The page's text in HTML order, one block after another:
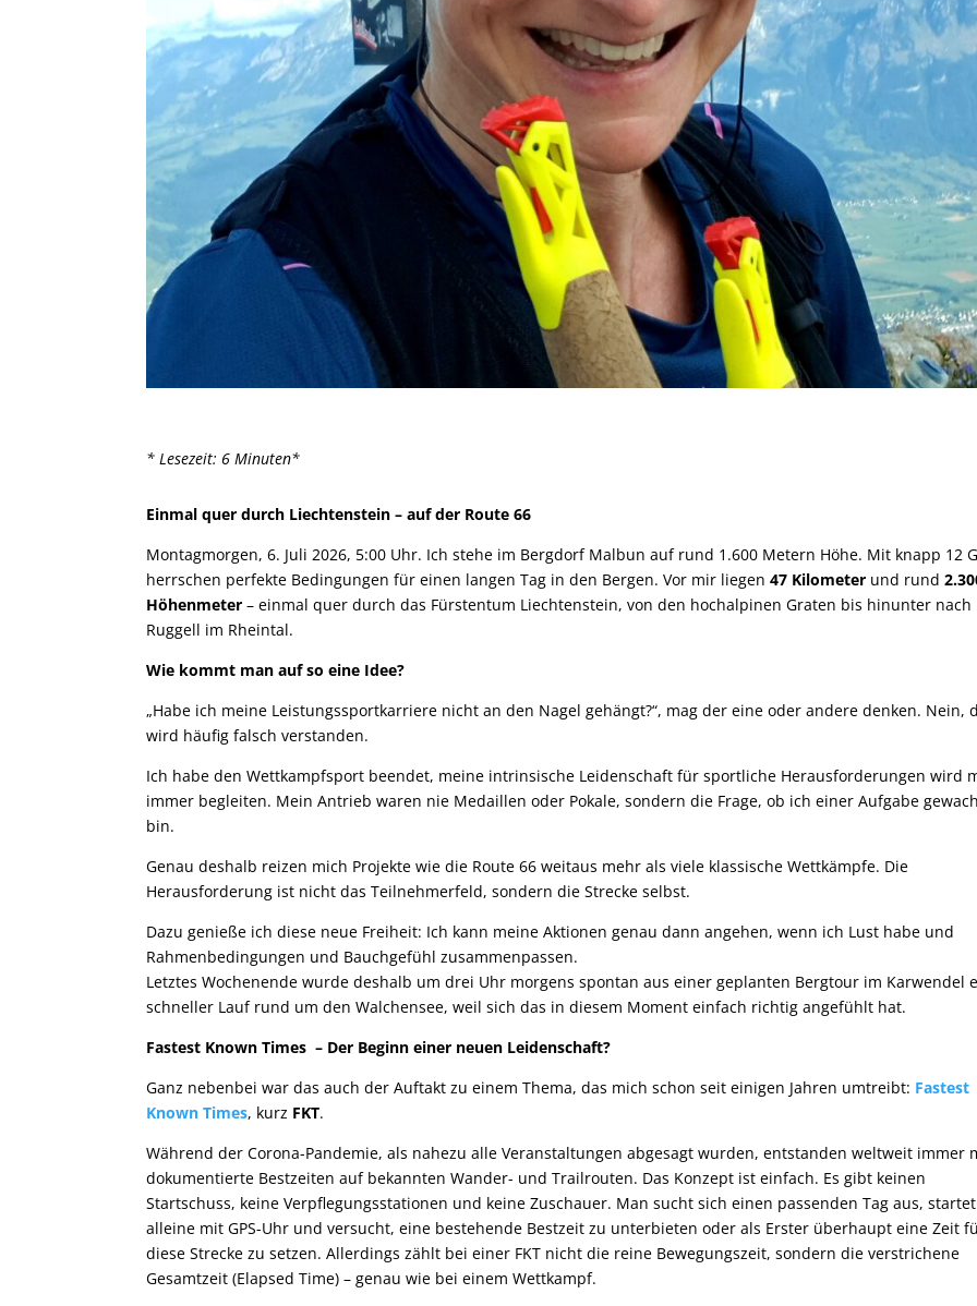
* Lesezeit: 6 Minuten*
Einmal quer durch Liechtenstein – auf der Route 66
Montagmorgen, 6. Juli 2026, 5:00 Uhr. Ich stehe im Bergdorf Malbun auf rund 1.600 Metern Höhe. Mit knapp 12
herrschen perfekte Bedingungen für einen langen Tag in den Bergen. Vor mir liegen47 Kilometer und rund
Höhenmeter – einmal quer durch das Fürstentum Liechtenstein, von den hochalpinen Graten bis hinunter nach
Ruggell im Rheintal.
Wie kommt man auf so eine Idee?
„Habe ich meine Leistungssportkarriere nicht an den Nagel gehängt?“, mag der eine oder andere denken. Nein,
wird häufig falsch verstanden.
Ich habe den Wettkampfsport beendet, meine intrinsische Leidenschaft für sportliche Herausforderungen wird
immer begleiten. Mein Antrieb waren nie Medaillen oder Pokale, sondern die Frage, ob ich einer Aufgabe
bin.
Genau deshalb reizen mich Projekte wie die Route 66 weitaus mehr als viele klassische Wettkämpfe. Die
Herausforderung ist nicht das Teilnehmerfeld, sondern die Strecke selbst.
Dazu genieße ich diese neue Freiheit: Ich kann meine Aktionen genau dann angehen, wenn ich Lust habe und
Rahmenbedingungen und Bauchgefühl zusammenpassen.
Letztes Wochenende wurde deshalb um drei Uhr morgens spontan aus einer geplanten Bergtour im Karwendel
schneller Lauf rund um den Walchensee, weil sich das in diesem Moment einfach richtig angefühlt hat.
Fastest Known Times – Der Beginn einer neuen Leidenschaft?
Ganz nebenbei war das auch der Auftakt zu einem Thema, das mich schon seit einigen Jahren umtreibt: Fastest
Known Times, kurz FKT.
Während der Corona-Pandemie, als nahezu alle Veranstaltungen abgesagt wurden, entstanden weltweit immer
dokumentierte Bestzeiten auf bekannten Wander- und Trailrouten. Das Konzept ist einfach. Es gibt keinen
Startschuss, keine Verpflegungsstationen und keine Zuschauer. Man sucht sich einen passenden Tag aus, startet
alleine mit GPS-Uhr und versucht, eine bestehende Bestzeit zu unterbieten oder als Erster überhaupt eine Zeit
diese Strecke zu setzen. Allerdings zählt bei einer FKT nicht die reine Bewegungszeit, sondern die verstrichene
Gesamtzeit (Elapsed Time) – genau wie bei einem Wettkampf.